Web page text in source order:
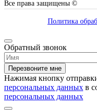
Все права защищены ©
Политика
Обратный звонок
Перезвоните мне
Нажимая кнопку
персональных данных в
персональных данных